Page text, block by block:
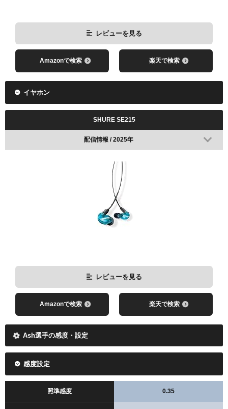
レビューを見る
Amazonで検索 楽天で検索
イヤホン
SHURE SE215
配信情報 / 2025年
レビューを見る
Amazonで検索 楽天で検索
Ash選手の感度・設定
感度設定
照準感度 0.35